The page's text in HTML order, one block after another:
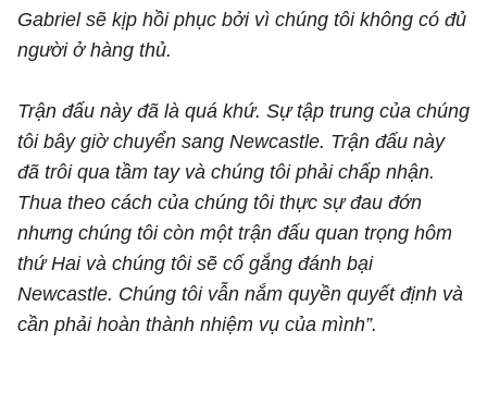
Gabriel sẽ kịp hồi phục bởi vì chúng tôi không có đủ
người ở hàng thủ.
Trận đấu này đã là quá khứ. Sự tập trung của chúng
tôi bây giờ chuyển sang Newcastle. Trận đấu này
đã trôi qua tầm tay và chúng tôi phải chấp nhận.
Thua theo cách của chúng tôi thực sự đau đớn
nhưng chúng tôi còn một trận đấu quan trọng hôm
thứ Hai và chúng tôi sẽ cố gắng đánh bại
Newcastle. Chúng tôi vẫn nắm quyền quyết định và
cần phải hoàn thành nhiệm vụ của mình”.